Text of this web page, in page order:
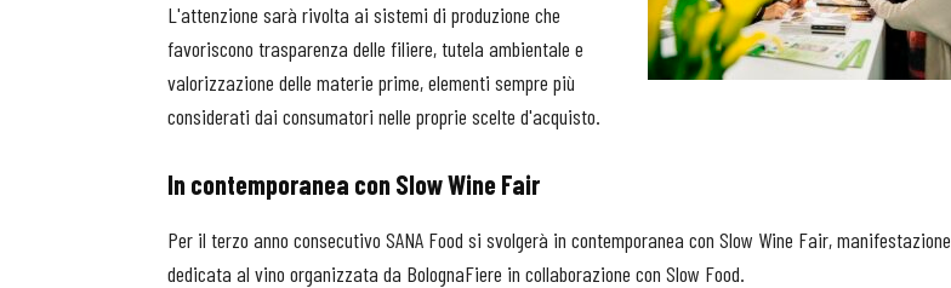
L'attenzione sarà rivolta ai sistemi di produzione che
favoriscono trasparenza delle filiere, tutela ambientale e
valorizzazione delle materie prime, elementi sempre più
considerati dai consumatori nelle proprie scelte d'acquisto.
In contemporanea con Slow Wine Fair
Per il terzo anno consecutivo SANA Food si svolgerà in contemporanea con Slow Wine Fair, manifestazione
dedicata al vino organizzata da BolognaFiere in collaborazione con Slow Food.